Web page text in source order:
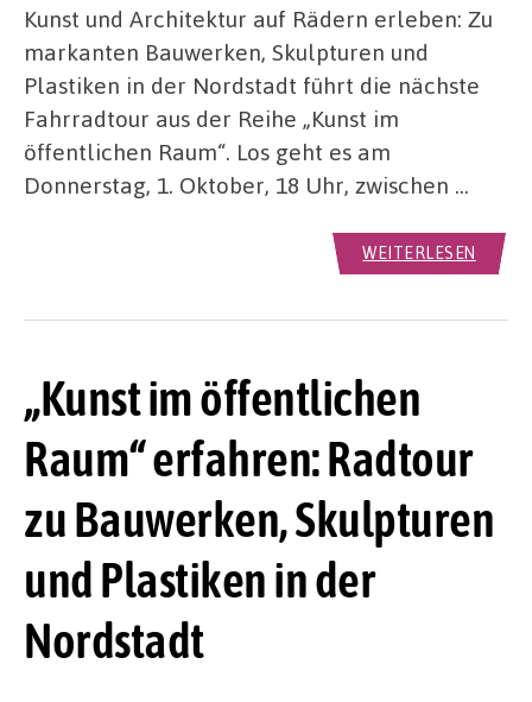
Kunst und Architektur auf Rädern erleben: Zu
markanten Bauwerken, Skulpturen und
Plastiken in der Nordstadt führt die nächste
Fahrradtour aus der Reihe „Kunst im
öffentlichen Raum“. Los geht es am
Donnerstag, 1. Oktober, 18 Uhr, zwischen …
WEITERLESEN
„Kunst im öffentlichen
Raum“ erfahren: Radtour
zu Bauwerken, Skulpturen
und Plastiken in der
Nordstadt